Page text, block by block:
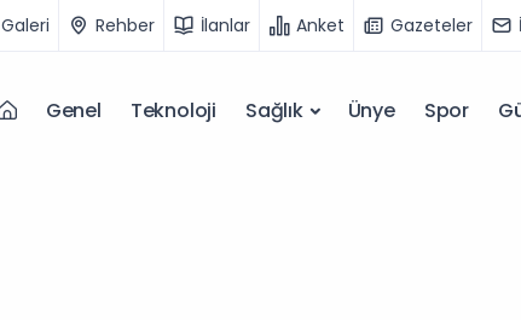
Galeri Rehber İlanlar Anket Gazeteler
Genel Teknoloji Sağlık Ünye Spor